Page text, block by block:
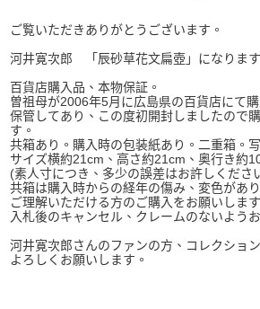
ご覧いただきありがとうございます。
河井寛次郎 「辰砂草花文扁壺」になります
百貨店購入品、本物保証。
曽祖母が2006年5月に広島県の百貨店にて
保管してあり、この度初開封しましたので
す。
共箱あり。購入時の包装紙あり。二重箱。写
サイズ横約21cm、高さ約21cm、奥行き約
(素人寸につき、多少の誤差はお許しくださ
共箱は購入時からの経年の傷み、変色があり
ご理解いただける方のご購入をお願いします
入札後のキャンセル、クレームのないよう
河井寛次郎さんのファンの方、コレクショ
よろしくお願いします。